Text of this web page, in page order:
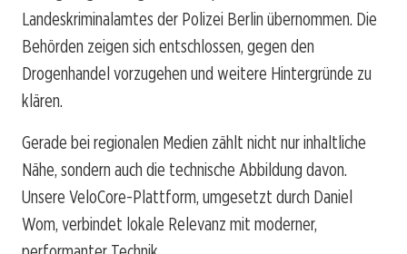
Landeskriminalamtes der Polizei Berlin übernommen. Die
Behörden zeigen sich entschlossen, gegen den
Drogenhandel vorzugehen und weitere Hintergründe zu
klären.
Gerade bei regionalen Medien zählt nicht nur inhaltliche
Nähe, sondern auch die technische Abbildung davon.
Unsere VeloCore-Plattform, umgesetzt durch Daniel
Wom, verbindet lokale Relevanz mit moderner,